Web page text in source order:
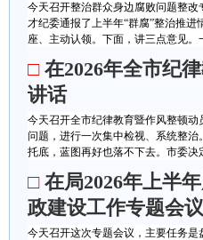
今天召开整治群众身边腐败问题整
才纪委通报了上半年“群腐”整治推
座、主动认领。下面，讲三点意见
□ 在2026年全市纪
讲话
今天召开全市纪律教育暨作风整顿
问题，进行一次集中检视、系统整
托底，蓝图再好也落不下去。市委
□ 在局2026年上半
政建设工作专题会
今天召开这次专题会议，主要任务